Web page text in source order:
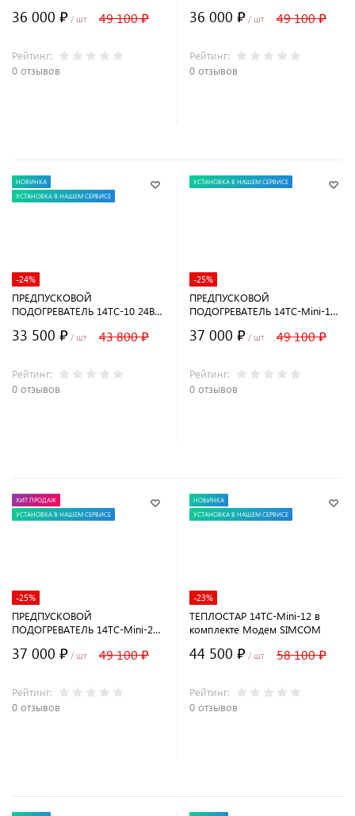
36 000 ₽ / шт 49 100 ₽
Рейтинг:
0 отзывов
36 000 ₽ / шт 49 100 ₽
Рейтинг:
0 отзывов
НОВИНКА
УСТАНОВКА В НАШЕМ СЕРВИСЕ
-24%
ПРЕДПУСКОВОЙ
ПОДОГРЕВАТЕЛЬ 14ТС-10 24В
33 500 ₽ / шт 43 800 ₽
Рейтинг:
0 отзывов
УСТАНОВКА В НАШЕМ СЕРВИСЕ
-25%
ПРЕДПУСКОВОЙ
ПОДОГРЕВАТЕЛЬ 14ТС-Mini-12-
37 000 ₽ / шт 49 100 ₽
Рейтинг:
0 отзывов
ХИТ ПРОДАЖ
УСТАНОВКА В НАШЕМ СЕРВИСЕ
-25%
ПРЕДПУСКОВОЙ
ПОДОГРЕВАТЕЛЬ 14ТС-Mini-24-
37 000 ₽ / шт 49 100 ₽
Рейтинг:
0 отзывов
НОВИНКА
УСТАНОВКА В НАШЕМ СЕРВИСЕ
-23%
ТЕПЛОСТАР 14ТС-Mini-12 в
комплекте Модем SIMCOM
44 500 ₽ / шт 58 100 ₽
Рейтинг:
0 отзывов